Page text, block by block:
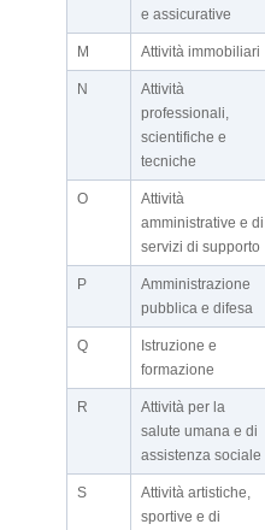
e assicurative
M Attività immobiliari
N
Attività
professionali,
scientifiche e
tecniche
O
Attività
amministrative e di
servizi di supporto
P
Amministrazione
pubblica e difesa
Q
Istruzione e
formazione
R
Attività per la
salute umana e di
assistenza sociale
S
Attività artistiche,
sportive e di